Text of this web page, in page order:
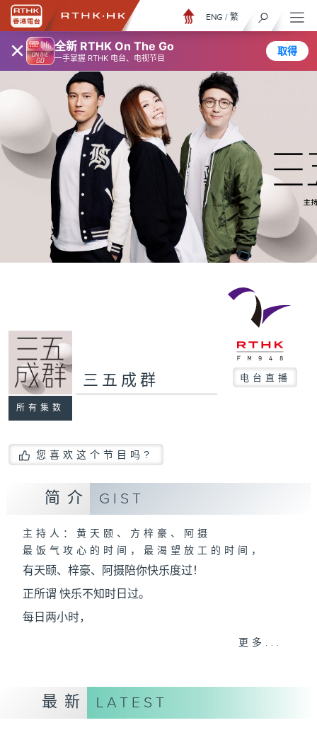
× 全新 RTHK On The Go
一手掌握 RTHK 电台、电视节目
取得
ENG / 繁
所有集数
三五成群 电台直播
您喜欢这个节目吗?
简介 GIST
主持人：黄天颐、方梓豪、阿摄
最饭气攻心的时间，最渴望放工的时间，
有天颐、梓豪、阿摄陪你快乐度过！
正所谓 快乐不知时日过。
每日两小时，
还有你最喜欢的灵异故事。
三五成群 个个好人 陪你等放工
更多...
最新 LATEST